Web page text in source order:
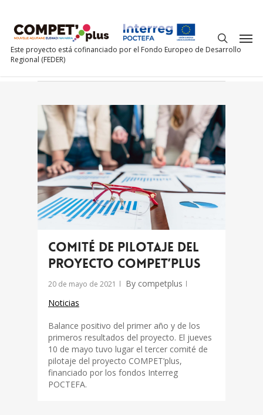
Este proyecto está cofinanciado por el Fondo Europeo de Desarrollo
Regional (FEDER)
Monthly Archives
mayo 2021
Comité de pilotaje del
proyecto COMPET’plus
20 de mayo de 2021 By competplus
Noticias
Balance positivo del primer año y de los
primeros resultados del proyecto. El jueves
10 de mayo tuvo lugar el tercer comité de
pilotaje del proyecto COMPET’plus,
financiado por los fondos Interreg
POCTEFA.